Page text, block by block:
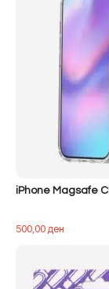
iPhone Magsafe
500,00ден